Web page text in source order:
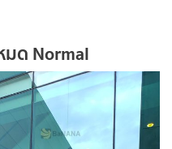
ด Normal